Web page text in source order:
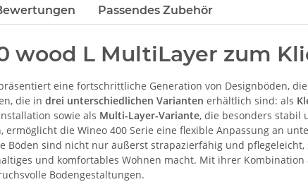
Passendes Zubehör
wood L MultiLayer zum
eine fortschrittliche Generation von Designböden,
die in drei unterschiedlichen Varianten erhältlich sind: als
sowie als Multi-Layer-Variante, die besonders stabil
ermöglicht die Wineo 400 Serie eine flexible Anpassung an
Böden sind nicht nur äußerst strapazierfähig und pflegeleicht,
und komfortables Wohnen macht. Mit ihrer
Bodengestaltungen.